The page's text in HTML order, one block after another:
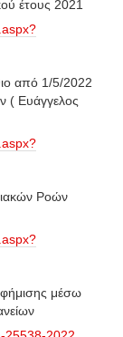
έτους 2021
από 1/5/2022
( Ευάγγελος
Ροών
μέσω